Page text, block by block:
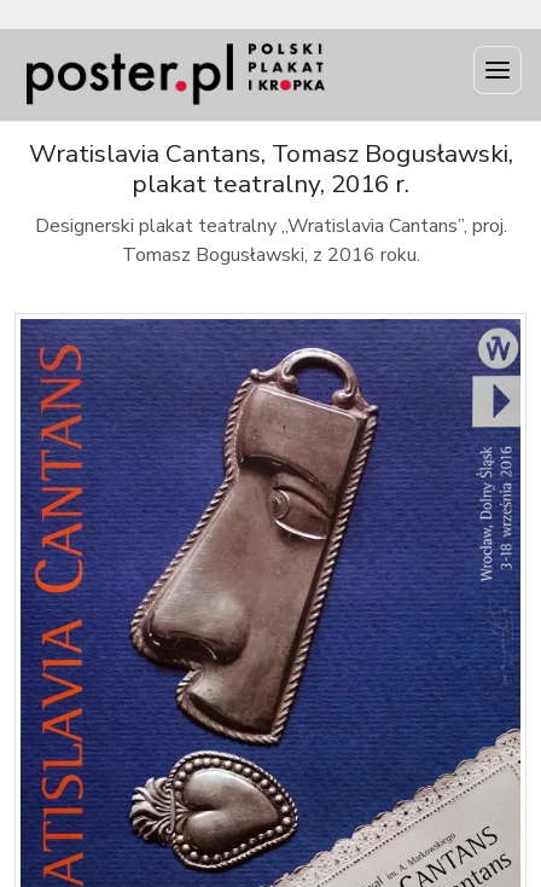
Wratislavia Cantans, Tomasz Bogusławski,
plakat teatralny, 2016 r.
Designerski plakat teatralny „Wratislavia Cantans”, proj.
Tomasz Bogusławski, z 2016 roku.